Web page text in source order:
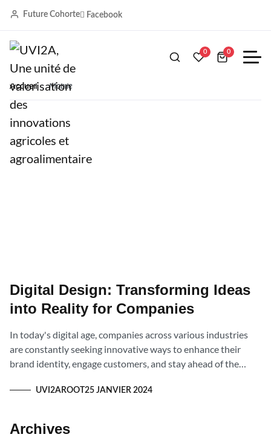
Future Cohorte Facebook
0 0
Mobile
Accueil Mobile
Digital Design: Transforming Ideas
into Reality for Companies
In today's digital age, companies across various industries
are constantly seeking innovative ways to enhance their
brand identity, engage customers, and stay ahead of the
UVI2AROOT25 JANVIER 2024
Archives